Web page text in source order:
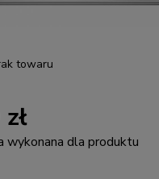
towaru
wykonana dla produktu